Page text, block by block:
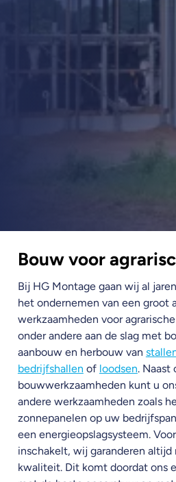
Bouw voor
Bij HG Montage gaan wij al
het ondernemen van een groot
werkzaamheden voor
onder andere aan de slag met
aanbouw en herbouw van
bedrijfshallen of loodsen. Naast
bouwwerkzaamheden kunt u
andere werkzaamheden zoals
zonnepanelen op uw
een energieopslagsysteem.
inschakelt, wij garanderen altijd
kwaliteit. Dit komt doordat ons